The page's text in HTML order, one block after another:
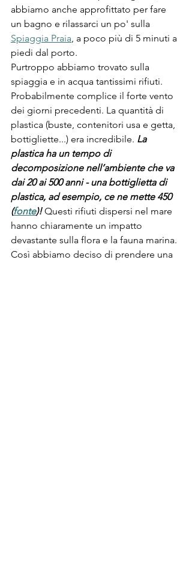
abbiamo anche approfittato per fare
un bagno e rilassarci un po' sulla
Spiaggia Praia, a poco più di 5 minuti a
piedi dal porto.
Purtroppo abbiamo trovato sulla
spiaggia e in acqua tantissimi rifiuti.
Probabilmente complice il forte vento
dei giorni precedenti. La quantità di
plastica (buste, contenitori usa e getta,
bottigliette...) era incredibile. La
plastica ha un tempo di
decomposizione nell’ambiente che va
dai 20 ai 500 anni - una bottiglietta di
plastica, ad esempio, ce ne mette 450
(fonte)! Questi rifiuti dispersi nel mare
hanno chiaramente un impatto
devastante sulla flora e la fauna marina.
Così abbiamo deciso di prendere una